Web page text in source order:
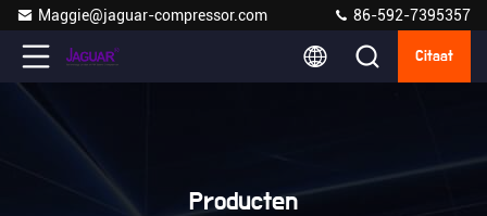
Maggie@jaguar-compressor.com 86-592-7395357
Citaat
Producten